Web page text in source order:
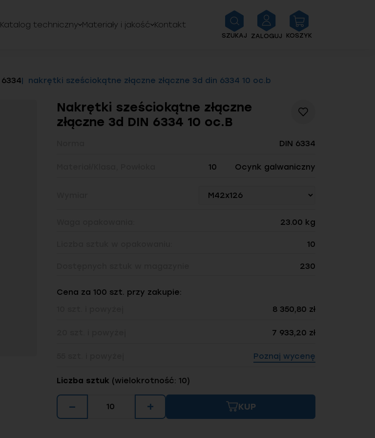
Katalog techniczny Materiały i jakość Kontakt
SZUKAJ ZALOGUJ KOSZYK
nakrętki sześciokątne złączne złączne 3d din 6334 10 oc.b
Nakrętki sześciokątne złączne
złączne 3d DIN 6334 10 oc.B
DIN 6334
10 Ocynk galwaniczny
23.00 kg
10
230
Cena za 100 szt. przy zakupie:
8 350,80 zł
7 933,20 zł
Poznaj wycenę
Liczba sztuk (wielokrotność: 10)
− + KUP
Dodaj